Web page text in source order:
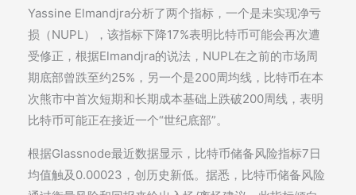
Yassine Elmandjra分析了两个指标，一个是未实现净亏
损（NUPL），该指标下降17%表明比特币可能会再次遭
受修正，根据Elmandjra的说法，NUPL在之前的市场周
期底部曾跌至约25%，另一个是200周均线，比特币在本
次熊市中首次短期和长期成本基础上跌破200周线，表明
比特币可能正在接近一个“世纪底部”。
根据Glassnode最近数据显示，比特币储备风险指标7日
均值触及0.00023，创历史新低。据悉，比特币储备风险